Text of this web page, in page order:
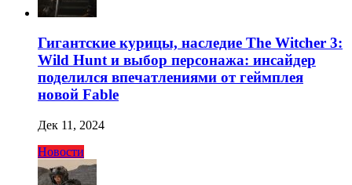
Гигантские курицы, наследие The Witcher 3:
Wild Hunt и выбор персонажа: инсайдер
поделился впечатлениями от геймплея
новой Fable
Дек 11, 2024
Новости